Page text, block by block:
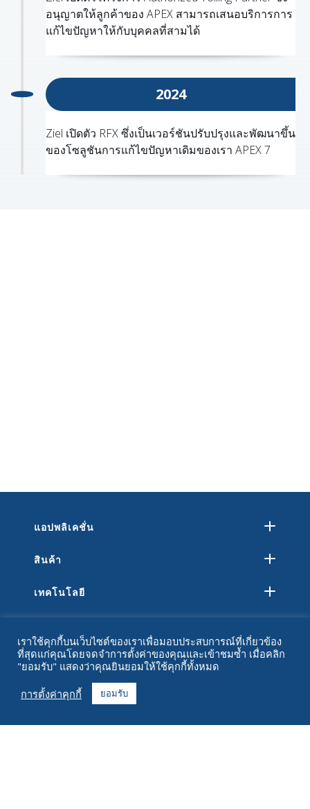
อนุญาตให้ลูกค้าของ APEX สามารถเสนอบริการการ
แก้ไขปัญหาให้กับบุคคลที่สามได้
2024
Ziel เปิดตัว RFX ซึ่งเป็นเวอร์ชันปรับปรุงและพัฒนาขึ้น
ของโซลูชันการแก้ไขปัญหาเดิมของเรา APEX 7
แอปพลิเคชั่น
สินค้า
เทคโนโลยี
เกี่ยวกับ
คำถามที่พบบ่อย
ติดต่อ
เราใช้คุกกี้บนเว็บไซต์ของเราเพื่อมอบประสบการณ์ที่เกี่ยวข้อง
ที่สุดแก่คุณโดยจดจำการตั้งค่าของคุณและเข้าชมซ้ำ เมื่อคลิก
"ยอมรับ" แสดงว่าคุณยินยอมให้ใช้คุกกี้ทั้งหมด
การตั้งค่าคุกกี้
ยอมรับ